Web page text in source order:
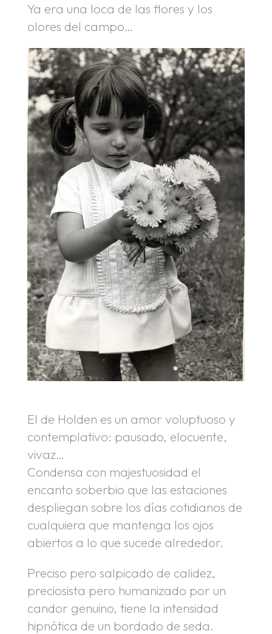
Ya era una loca de las flores y los
olores del campo…
El de Holden es un amor voluptuoso y
contemplativo: pausado, elocuente,
vivaz…
Condensa con majestuosidad el
encanto soberbio que las estaciones
despliegan sobre los días cotidianos de
cualquiera que mantenga los ojos
abiertos a lo que sucede alrededor.
Preciso pero salpicado de calidez,
preciosista pero humanizado por un
candor genuino, tiene la intensidad
hipnótica de un bordado de seda.